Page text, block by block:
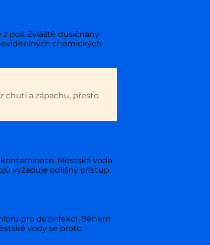
polí. Zvláště dusičnany
chemických
chuti a zápachu, přesto
Městská voda
vyžaduje odlišný přístup,
pro dezinfekci. Během
vody se proto